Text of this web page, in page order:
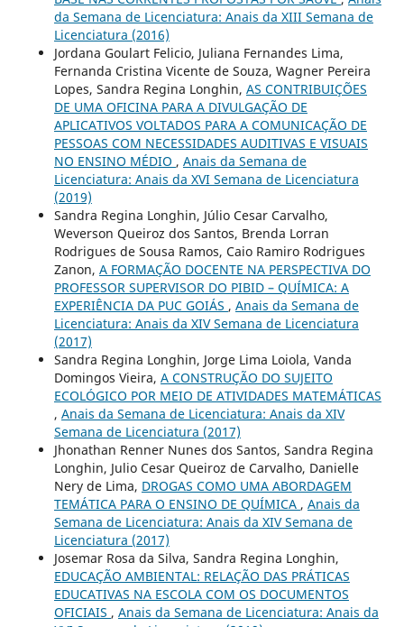
da Semana de Licenciatura: Anais da XIII Semana de
Licenciatura (2016)
Jordana Goulart Felicio, Juliana Fernandes Lima,
Fernanda Cristina Vicente de Souza, Wagner Pereira
Lopes, Sandra Regina Longhin, AS CONTRIBUIÇÕES
DE UMA OFICINA PARA A DIVULGAÇÃO DE
APLICATIVOS VOLTADOS PARA A COMUNICAÇÃO DE
PESSOAS COM NECESSIDADES AUDITIVAS E VISUAIS
NO ENSINO MÉDIO , Anais da Semana de
Licenciatura: Anais da XVI Semana de Licenciatura
(2019)
Sandra Regina Longhin, Júlio Cesar Carvalho,
Weverson Queiroz dos Santos, Brenda Lorran
Rodrigues de Sousa Ramos, Caio Ramiro Rodrigues
Zanon, A FORMAÇÃO DOCENTE NA PERSPECTIVA DO
PROFESSOR SUPERVISOR DO PIBID – QUÍMICA: A
EXPERIÊNCIA DA PUC GOIÁS , Anais da Semana de
Licenciatura: Anais da XIV Semana de Licenciatura
(2017)
Sandra Regina Longhin, Jorge Lima Loiola, Vanda
Domingos Vieira, A CONSTRUÇÃO DO SUJEITO
ECOLÓGICO POR MEIO DE ATIVIDADES MATEMÁTICAS
, Anais da Semana de Licenciatura: Anais da XIV
Semana de Licenciatura (2017)
Jhonathan Renner Nunes dos Santos, Sandra Regina
Longhin, Julio Cesar Queiroz de Carvalho, Danielle
Nery de Lima, DROGAS COMO UMA ABORDAGEM
TEMÁTICA PARA O ENSINO DE QUÍMICA , Anais da
Semana de Licenciatura: Anais da XIV Semana de
Licenciatura (2017)
Josemar Rosa da Silva, Sandra Regina Longhin,
EDUCAÇÃO AMBIENTAL: RELAÇÃO DAS PRÁTICAS
EDUCATIVAS NA ESCOLA COM OS DOCUMENTOS
OFICIAIS , Anais da Semana de Licenciatura: Anais da